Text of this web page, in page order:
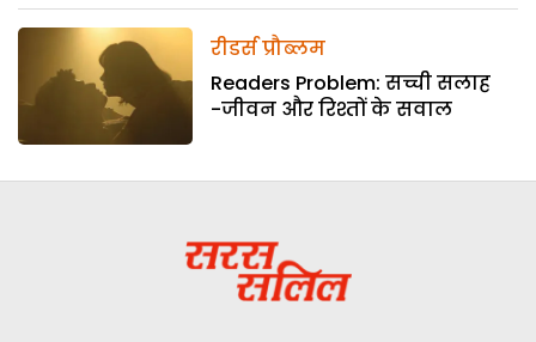
रीडर्स प्रौब्लम
Readers Problem: सच्ची सलाह
-जीवन और रिश्तों के सवाल